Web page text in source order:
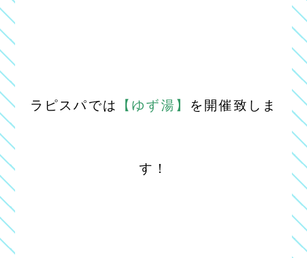
ラピスパでは 【ゆず湯】 を開催致しま
す！